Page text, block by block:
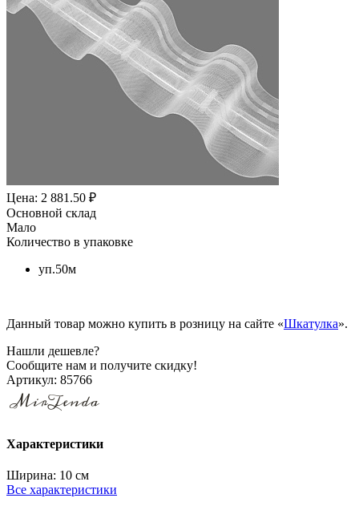
Цена: 2 881.50 ₽
Основной склад
Мало
Количество в упаковке
уп.50м
Данный товар можно купить в розницу на сайте «Шкатулка».
Нашли дешевле?
Сообщите нам и получите скидку!
Артикул: 85766
Характеристики
Ширина: 10 см
Все характеристики